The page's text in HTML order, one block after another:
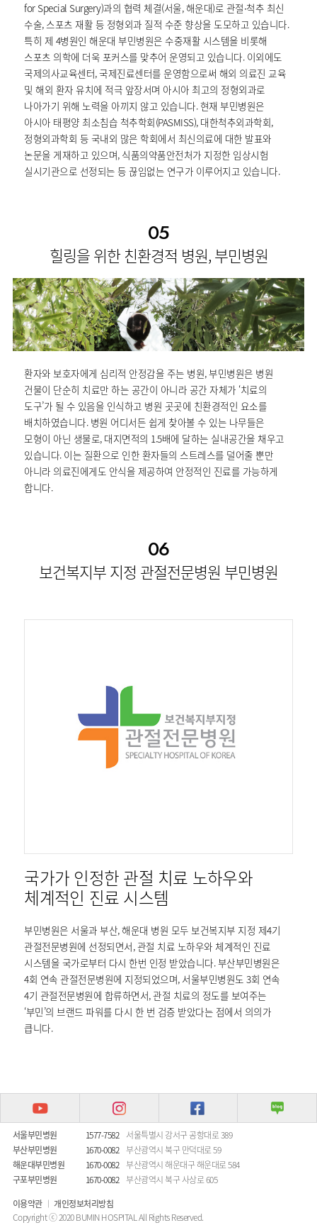
for Special Surgery)과의 협력 체결(서울, 해운대)로 관절∙척추 최신
수술, 스포츠 재활 등 정형외과 질적 수준 향상을 도모하고 있습니다.
특히 제 4병원인 해운대 부민병원은 수중재활 시스템을 비롯해
스포츠 의학에 더욱 포커스를 맞추어 운영되고 있습니다. 이외에도
국제의사교육센터, 국제진료센터를 운영함으로써 해외 의료진 교육
및 해외 환자 유치에 적극 앞장서며 아시아 최고의 정형외과로
나아가기 위해 노력을 아끼지 않고 있습니다. 현재 부민병원은
아시아 태평양 최소침습 척추학회(PASMISS), 대한척추외과학회,
정형외과학회 등 국내외 많은 학회에서 최신의료에 대한 발표와
논문을 게재하고 있으며, 식품의약품안전처가 지정한 임상시험
실시기관으로 선정되는 등 끊임없는 연구가 이루어지고 있습니다.
05
힐링을 위한 친환경적 병원, 부민병원
환자와 보호자에게 심리적 안정감을 주는 병원, 부민병원은 병원
건물이 단순히 치료만 하는 공간이 아니라 공간 자체가 ‘치료의
도구’가 될 수 있음을 인식하고 병원 곳곳에 친환경적인 요소를
배치하였습니다. 병원 어디서든 쉽게 찾아볼 수 있는 나무들은
모형이 아닌 생물로, 대지면적의 1.5배에 달하는 실내공간을 채우고
있습니다. 이는 질환으로 인한 환자들의 스트레스를 덜어줄 뿐만
아니라 의료진에게도 안식을 제공하여 안정적인 진료를 가능하게
합니다.
06
보건복지부 지정 관절전문병원 부민병원
국가가 인정한 관절 치료 노하우와
체계적인 진료 시스템
부민병원은 서울과 부산, 해운대 병원 모두 보건복지부 지정 제4기
관절전문병원에 선정되면서, 관절 치료 노하우와 체계적인 진료
시스템을 국가로부터 다시 한번 인정 받았습니다. 부산부민병원은
4회 연속 관절전문병원에 지정되었으며, 서울부민병원도 3회 연속
4기 관절전문병원에 합류하면서, 관절 치료의 정도를 보여주는
‘부민’의 브랜드 파워를 다시 한 번 검증 받았다는 점에서 의의가
큽니다.
서울부민병원 1577-7582 서울특별시 강서구 공항대로 389
부산부민병원
1670-0082 부산광역시 북구 만덕대로 59
해운대부민병원
1670-0082 부산광역시 해운대구 해운대로 584
구포부민병원
1670-0082 부산광역시 북구 사상로 605
이용약관
개인정보처리방침
Copyright ⓒ 2020 BUMIN HOSPITAL All Rights Reserved.